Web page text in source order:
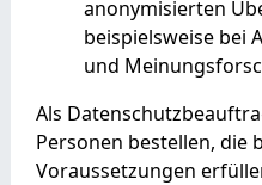
anonymisierten
beispielsweise bei
und
Als
Personen bestellen, die
Voraussetzungen